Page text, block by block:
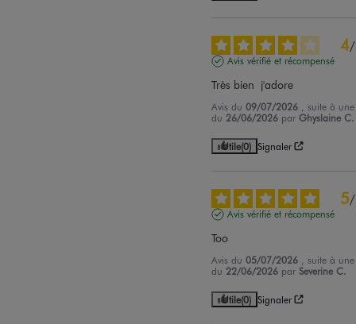
4/
Avis vérifié et récompensé
Très bien  j'adore
Avis du09/07/2026
, suite à
du 26/06/2026 par Ghyslaine C.
Utile(0) Signaler
5/
Avis vérifié et récompensé
Too
Avis du05/07/2026
, suite à
du 22/06/2026 par Severine C.
Utile(0) Signaler